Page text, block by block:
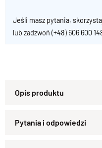
Jeśli masz pytania,
lub zadzwoń (+48) 606 600
Komoda GOA 43 to